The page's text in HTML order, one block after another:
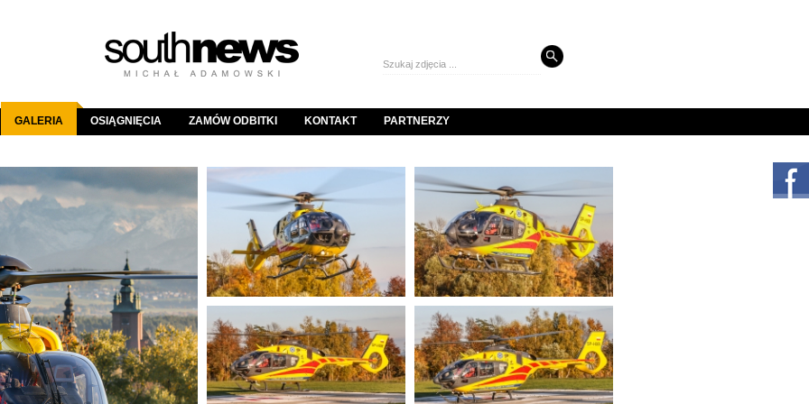
GALERIA OSIĄGNIĘCIA ZAMÓW ODBITKI KONTAKT PARTNERZY